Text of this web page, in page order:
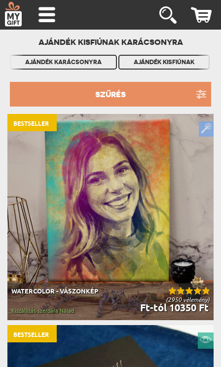
AJÁNDÉK KISFIÚNAK KARÁCSONYRA
AJÁNDÉK KARÁCSONYRA AJÁNDÉK KISFIÚNAK
SZŰRÉS
(2950 vélemény)
WATERCOLOR - VÁSZONKÉP
Ft-tól 10350 Ft
Kiszállítás szerdára Nálad
BESTSELLER
BESTSELLER